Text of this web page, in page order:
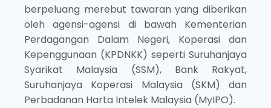
berpeluang merebut tawaran yang diberikan
oleh agensi-agensi di bawah Kementerian
Perdagangan Dalam Negeri, Koperasi dan
Kepenggunaan (KPDNKK) seperti Suruhanjaya
Syarikat Malaysia (SSM), Bank Rakyat,
Suruhanjaya Koperasi Malaysia (SKM) dan
Perbadanan Harta Intelek Malaysia (MyIPO).